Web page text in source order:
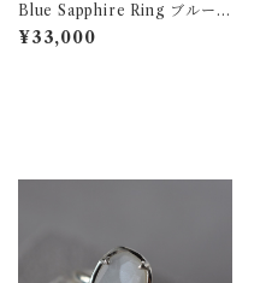
Blue Sapphire Ring ブルーサ
ファイア シルバーリング
¥33,000